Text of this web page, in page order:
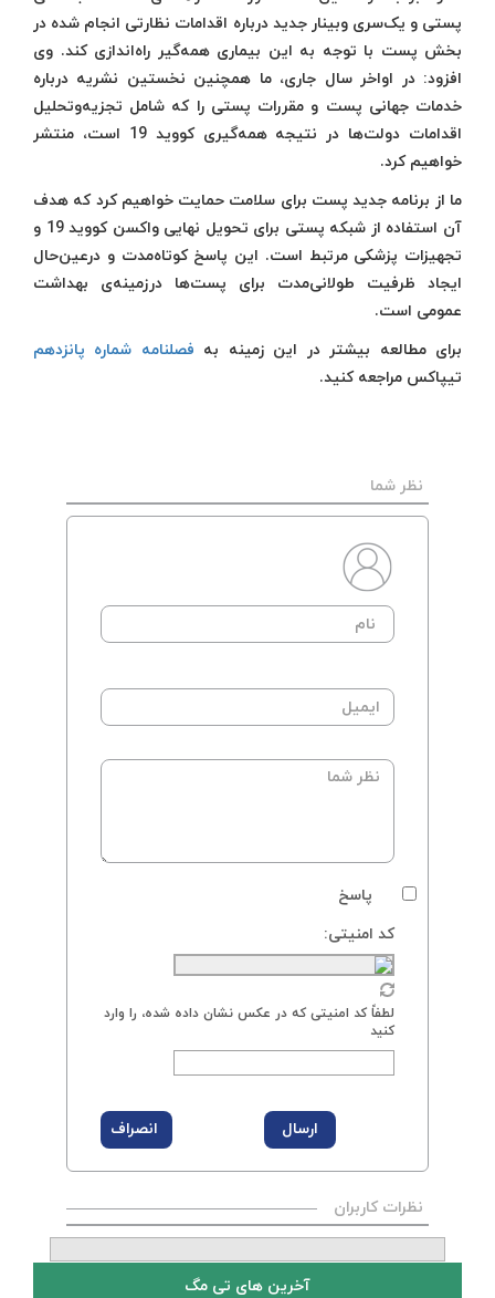
پستی و یک‌سری وبینار جدید درباره اقدامات نظارتی انجام شده در
بخش پست با توجه به این بیماری همه‌گیر راه‌اندازی کند. وی
افزود: در اواخر سال جاری، ما همچنین نخستین نشریه درباره
خدمات جهانی پست و مقررات پستی را که شامل تجزیه‌وتحلیل
اقدامات دولت‌ها در نتیجه همه‌گیری کووید 19 است، منتشر
خواهیم کرد.
ما از برنامه جدید پست برای سلامت حمایت خواهیم کرد که هدف
آن استفاده از شبکه پستی برای تحویل نهایی واکسن کووید 19 و
تجهیزات پزشکی مرتبط است. این پاسخ کوتاه‌مدت و درعین‌حال
ایجاد ظرفیت طولانی‌مدت برای پست‌ها درزمینه‌ی بهداشت
عمومی است.
برای مطالعه بیشتر در این زمینه به فصلنامه شماره پانزدهم
تیپاکس مراجعه کنید.
نظر شما
پاسخ
کد امنیتی:
لطفاً کد امنیتی که در عکس نشان داده شده، را وارد
کنید
نظرات کاربران
آخرین های تی مگ